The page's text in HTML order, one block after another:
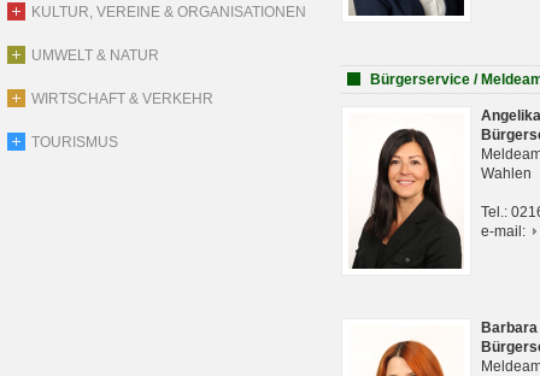
KULTUR, VEREINE & ORGANISATIONEN
UMWELT & NATUR
WIRTSCHAFT & VERKEHR
TOURISMUS
Bürgerservice /
Wahlen
Tel.:
e-mail: